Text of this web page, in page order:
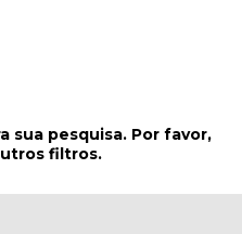
sua pesquisa. Por favor,
filtros.